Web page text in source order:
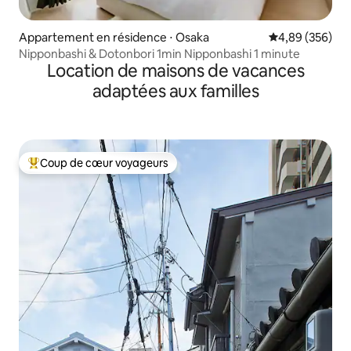
Appartement en résidence ⋅ Osaka Évaluation
4,89 (356)
Nipponbashi & Dotonbori 1min Nipponbashi 1 minute
Location de maisons de vacances
adaptées aux familles
Coups de cœur voyageurs les plus appréciés
Coup de cœur voyageurs